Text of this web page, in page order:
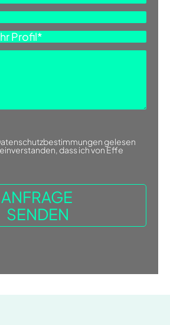
gelesen
dass ich von Effe